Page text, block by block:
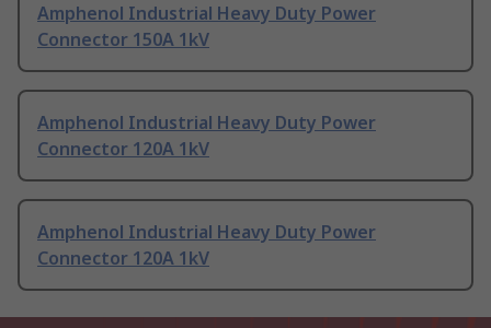
Amphenol Industrial Heavy Duty Power
Connector 150A 1kV
Amphenol Industrial Heavy Duty Power
Connector 120A 1kV
Amphenol Industrial Heavy Duty Power
Connector 120A 1kV